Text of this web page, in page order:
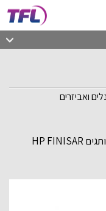
ואביזרים
GIBIC/MINI GIBIC ניתן להזמין את כל המותגים HP FINISAR